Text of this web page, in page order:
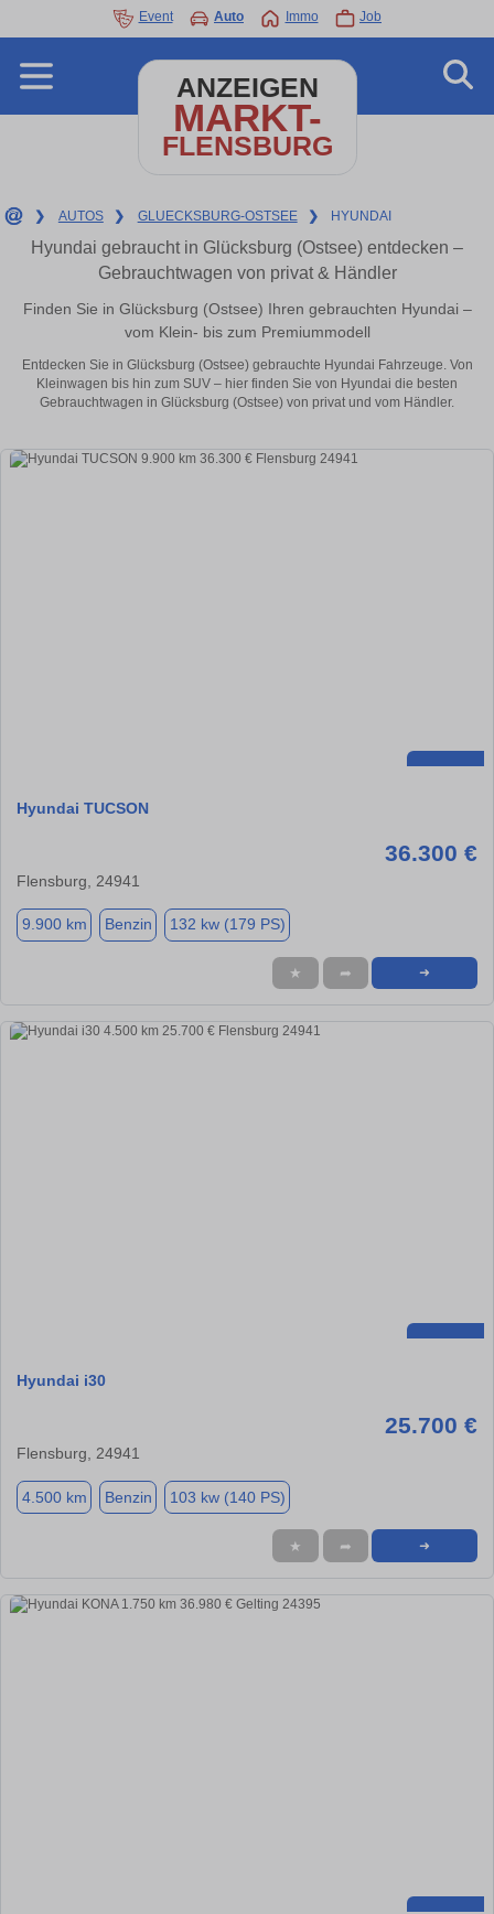
Event Auto Immo Job
ANZEIGEN
MARKT-
FLENSBURG
❯ AUTOS ❯ GLUECKSBURG-OSTSEE ❯ HYUNDAI
Hyundai gebraucht in Glücksburg (Ostsee) entdecken –
Gebrauchtwagen von privat & Händler
Finden Sie in Glücksburg (Ostsee) Ihren gebrauchten Hyundai –
vom Klein- bis zum Premiummodell
Entdecken Sie in Glücksburg (Ostsee) gebrauchte Hyundai Fahrzeuge. Von
Kleinwagen bis hin zum SUV – hier finden Sie von Hyundai die besten
Gebrauchtwagen in Glücksburg (Ostsee) von privat und vom Händler.
Hyundai TUCSON
36.300 €
Flensburg, 24941
9.900 km Benzin 132 kw (179 PS)
★ ➦ ➜
Hyundai i30
25.700 €
Flensburg, 24941
4.500 km Benzin 103 kw (140 PS)
★ ➦ ➜